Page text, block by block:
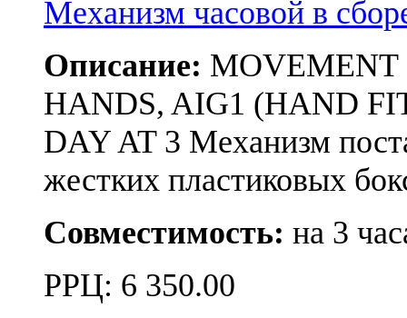
Механизм часовой в
Описание: MOVEMENT
HANDS, AIG1 (HAND
DAY AT 3 Механизм
жестких пластиковых
Совместимость: на 3
РРЦ: 6 350.00